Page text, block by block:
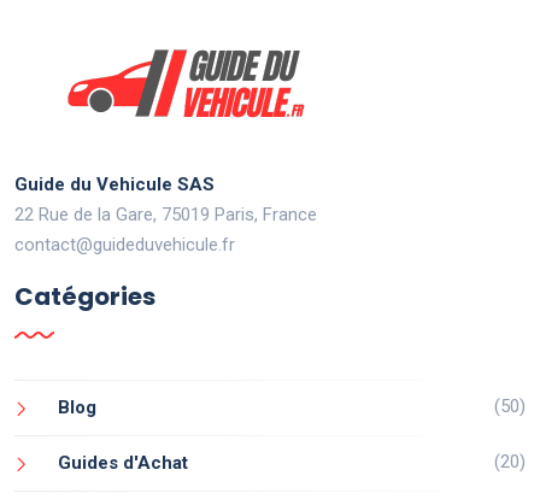
Guide du Vehicule SAS
22 Rue de la Gare, 75019 Paris, France
contact@guideduvehicule.fr
Catégories
Blog (50)
Guides d'Achat (20)